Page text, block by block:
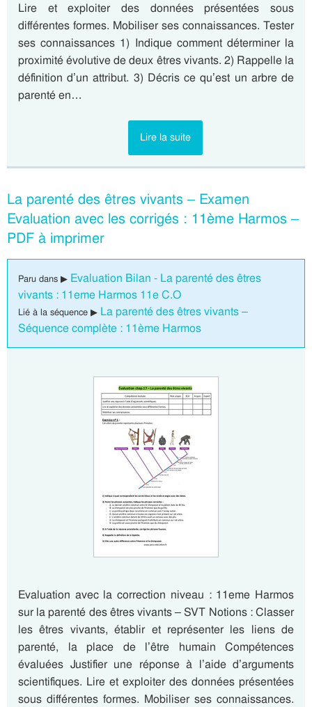
Lire et exploiter des données présentées sous
différentes formes. Mobiliser ses connaissances. Tester
ses connaissances 1) Indique comment déterminer la
proximité évolutive de deux êtres vivants. 2) Rappelle la
définition d’un attribut. 3) Décris ce qu’est un arbre de
parenté en…
Lire la suite
La parenté des êtres vivants – Examen
Evaluation avec les corrigés : 11ème Harmos –
PDF à imprimer
Paru dans ▶ Evaluation Bilan - La parenté des êtres
vivants : 11eme Harmos 11e C.O
Lié à la séquence ▶ La parenté des êtres vivants –
Séquence complète : 11ème Harmos
Evaluation avec la correction niveau : 11eme Harmos
sur la parenté des êtres vivants – SVT Notions : Classer
les êtres vivants, établir et représenter les liens de
parenté, la place de l’être humain Compétences
évaluées Justifier une réponse à l’aide d’arguments
scientifiques. Lire et exploiter des données présentées
sous différentes formes. Mobiliser ses connaissances.